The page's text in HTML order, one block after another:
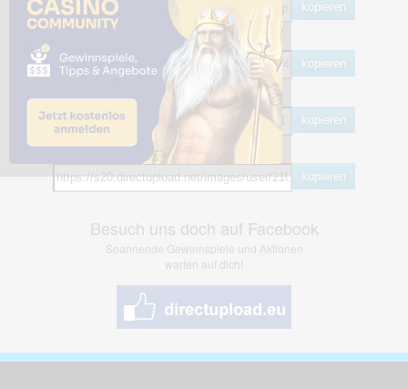
kopieren
HTML
kopieren
BB Code
kopieren
kopieren
Besuch uns doch auf Facebook
Spannende Gewinnspiele und Aktionen
warten auf dich!